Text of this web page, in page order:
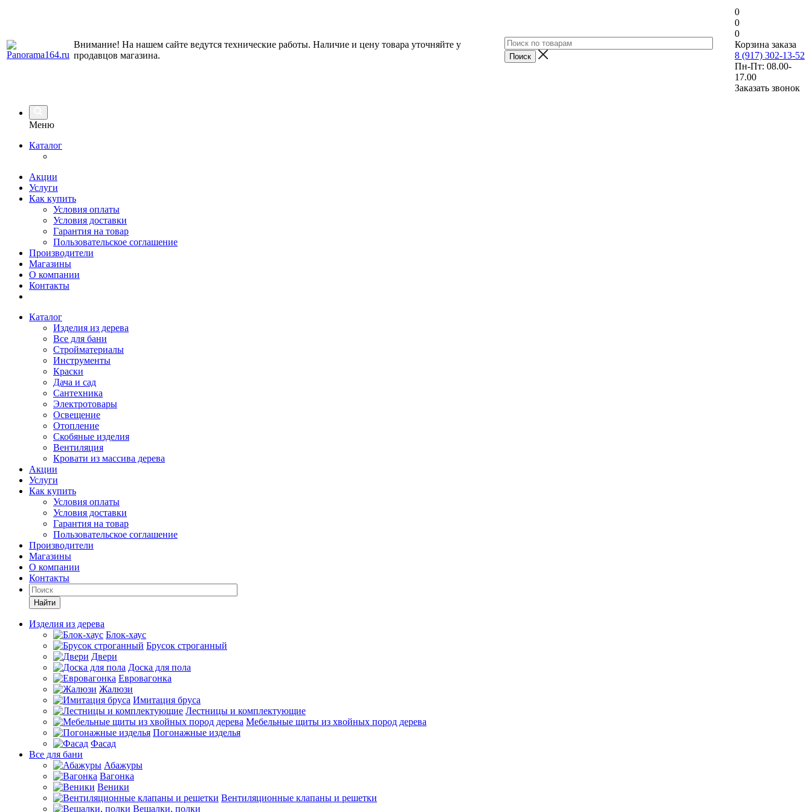
Внимание! На нашем сайте ведутся технические работы. Наличие и цену товара уточняйте у
продавцов магазина.
0
0
0
Корзина заказа
8 (917) 302-13-52
Пн-Пт: 08.00-
17.00
Заказать звонок
Меню
Каталог
Акции
Услуги
Как купить
Условия оплаты
Условия доставки
Гарантия на товар
Пользовательское соглашение
Производители
Магазины
О компании
Контакты
Каталог
Изделия из дерева
Все для бани
Стройматериалы
Инструменты
Краски
Дача и сад
Сантехника
Электротовары
Освещение
Отопление
Скобяные изделия
Вентиляция
Кровати из массива дерева
Акции
Услуги
Как купить
Условия оплаты
Условия доставки
Гарантия на товар
Пользовательское соглашение
Производители
Магазины
О компании
Контакты
Найти
Изделия из дерева
Блок-хаус
Брусок строганный
Двери
Доска для пола
Евровагонка
Жалюзи
Имитация бруса
Лестницы и комплектующие
Мебельные щиты из хвойных пород дерева
Погонажные изделья
Фасад
Все для бани
Абажуры
Вагонка
Веники
Вентиляционные клапаны и решетки
Вешалки, полки